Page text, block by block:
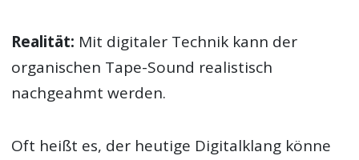
Realität: Mit digitaler Technik kann der
organischen Tape-Sound realistisch
nachgeahmt werden.
Oft heißt es, der heutige Digitalklang könne